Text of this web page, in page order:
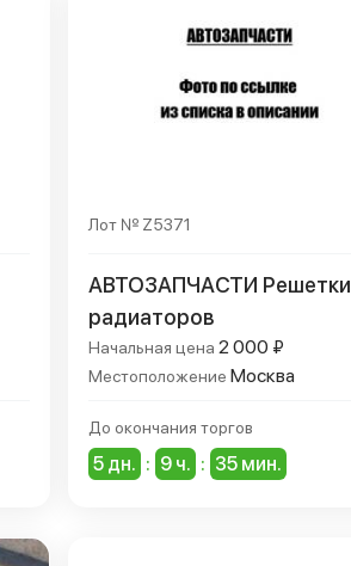
Лот № Z5371
АВТОЗАПЧАСТИ Решетки
радиаторов
Начальная цена 2 000 ₽
Местоположение Москва
До окончания торгов
5 дн. : 9 ч. : 35 мин.